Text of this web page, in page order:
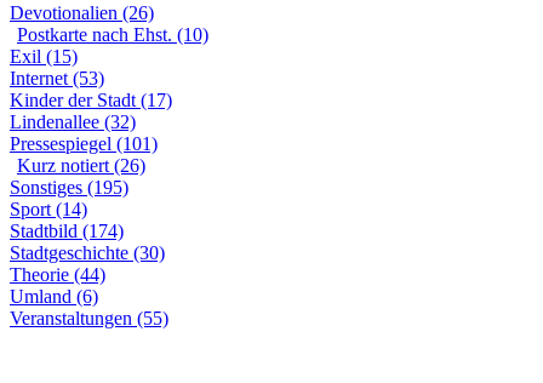
Devotionalien (26)
Postkarte nach Ehst. (10)
Exil (15)
Internet (53)
Kinder der Stadt (17)
Lindenallee (32)
Pressespiegel (101)
Kurz notiert (26)
Sonstiges (195)
Sport (14)
Stadtbild (174)
Stadtgeschichte (30)
Theorie (44)
Umland (6)
Veranstaltungen (55)